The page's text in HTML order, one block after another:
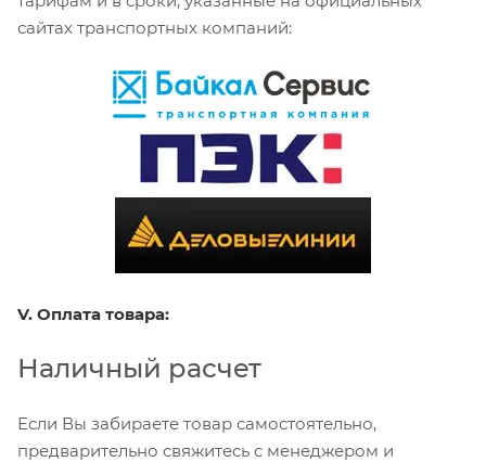
сайтах транспортных компаний:
V. Оплата товара:
Наличный расчет
Если Вы забираете товар самостоятельно,
предварительно свяжитесь с менеджером и